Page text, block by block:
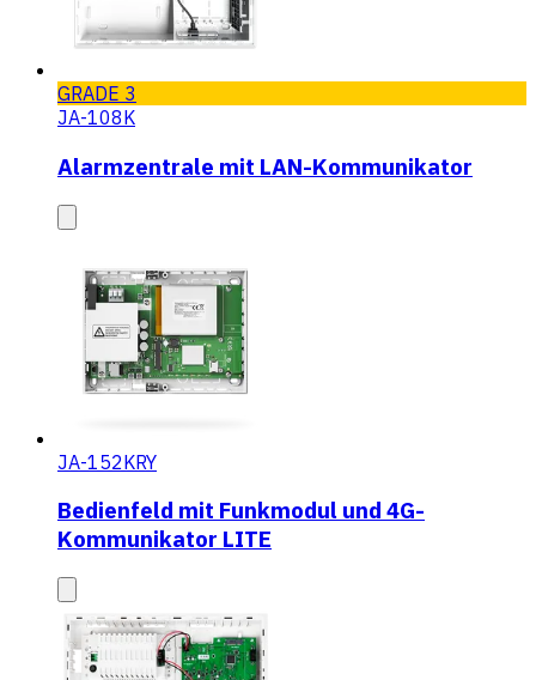
GRADE 3
JA-108K
Alarmzentrale mit LAN-Kommunikator
JA-152KRY
Bedienfeld mit Funkmodul und 4G-
Kommunikator LITE